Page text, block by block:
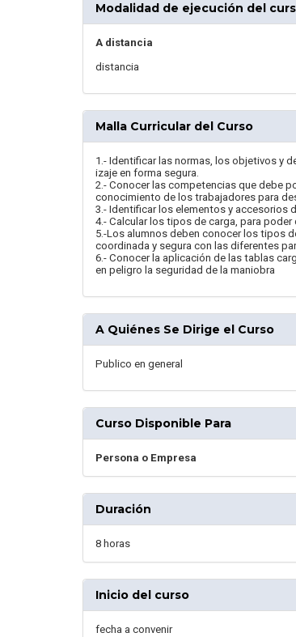
Modalidad de ejecución del
A distancia
distancia
Malla Curricular del Curso
1.- Identificar las normas, los objetivos y
izaje en forma segura.
2.- Conocer las competencias que debe
conocimiento de los trabajadores para
3.- Identificar los elementos y accesorios
4.- Calcular los tipos de carga, para
5.-Los alumnos deben conocer los tipos
coordinada y segura con las diferentes
6.- Conocer la aplicación de las tablas
en peligro la seguridad de la maniobra
A Quiénes Se Dirige el Curso
Publico en general
Curso Disponible Para
Persona o Empresa
Duración
8 horas
Inicio del curso
fecha a convenir